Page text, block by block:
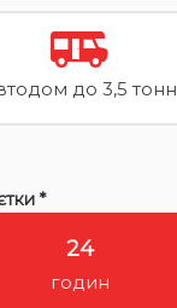
до 3,5 тонн
*
24
годин